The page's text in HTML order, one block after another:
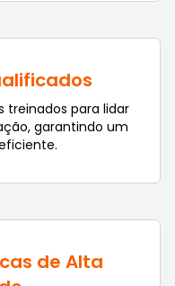
treinados para lidar
garantindo um
de Alta